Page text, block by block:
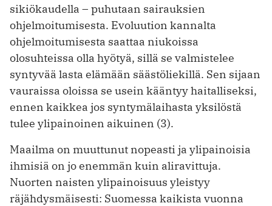
sikiökaudella – puhutaan sairauk­sien
ohjelmoitumisesta. Evoluution kannalta
ohjelmoitumisesta saattaa niukoissa
olosuhteissa olla hyötyä, sillä se valmistelee
syntyvää lasta elämään säästöliekillä. Sen sijaan
vauraissa oloissa se usein kääntyy haitalliseksi,
ennen kaikkea jos syntymälaihasta yksilöstä
tulee ylipainoinen aikuinen (3).
Maailma on muuttunut nopeasti ja ylipainoisia
ihmisiä on jo enemmän kuin aliravittuja.
Nuorten naisten ylipainoisuus yleistyy
räjähdysmäisesti: Suomessa kaikista vuonna